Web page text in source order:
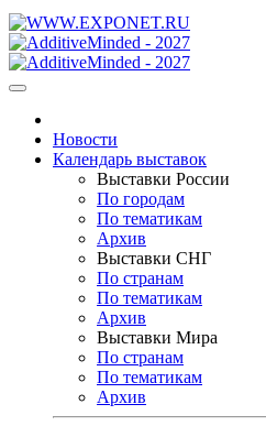
Новости
Календарь выставок
Выставки России
По городам
По тематикам
Архив
Выставки СНГ
По странам
По тематикам
Архив
Выставки Мира
По странам
По тематикам
Архив